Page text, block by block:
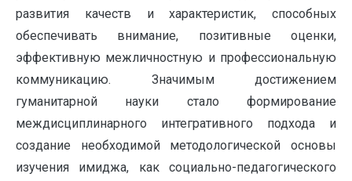
развития качеств и характеристик, способных
обеспечивать внимание, позитивные оценки,
эффективную межличностную и профессиональную
коммуникацию. Значимым достижением
гуманитарной науки стало формирование
междисциплинарного интегративного подхода и
создание необходимой методологической основы
изучения имиджа, как социально-педагогического